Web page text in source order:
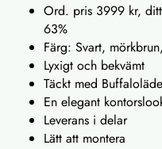
Ord. pris 3999 kr,
63%
Färg: Svart,
Lyxigt och bekvämt
Täckt med
En elegant
Leverans i delar
Lätt att montera